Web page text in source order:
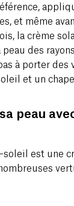
et même
la crème
des
à porter des
et un
peau
soleil est une